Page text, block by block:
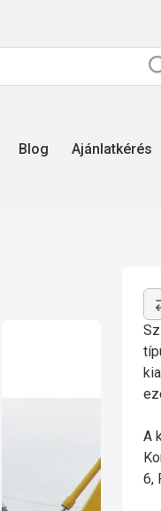
Blog Ajánlatkérés
A
6,